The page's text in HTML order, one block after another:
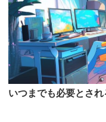
いつまでも必要とさ